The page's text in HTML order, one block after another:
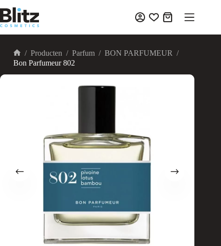
naar
de
Winkelwagen
Home
/ Producten / Parfum / BON PARFUMEUR /
Bon Parfumeur 802